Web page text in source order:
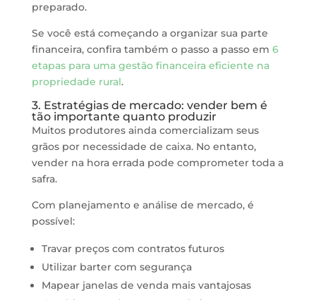
preparado.
Se você está começando a organizar sua parte
financeira, confira também o passo a passo em 6
etapas para uma gestão financeira eficiente na
propriedade rural.
3. Estratégias de mercado: vender bem é
tão importante quanto produzir
Muitos produtores ainda comercializam seus
grãos por necessidade de caixa. No entanto,
vender na hora errada pode comprometer toda a
safra.
Com planejamento e análise de mercado, é
possível:
Travar preços com contratos futuros
Utilizar barter com segurança
Mapear janelas de venda mais vantajosas